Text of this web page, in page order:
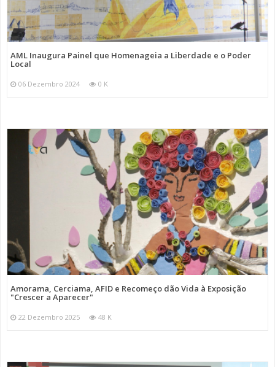
AML Inaugura Painel que Homenageia a Liberdade e o Poder
Local
06 Dezembro 2024 0 K
Amorama, Cerciama, AFID e Recomeço dão Vida à Exposição
"Crescer a Aparecer"
22 Dezembro 2025 48 K